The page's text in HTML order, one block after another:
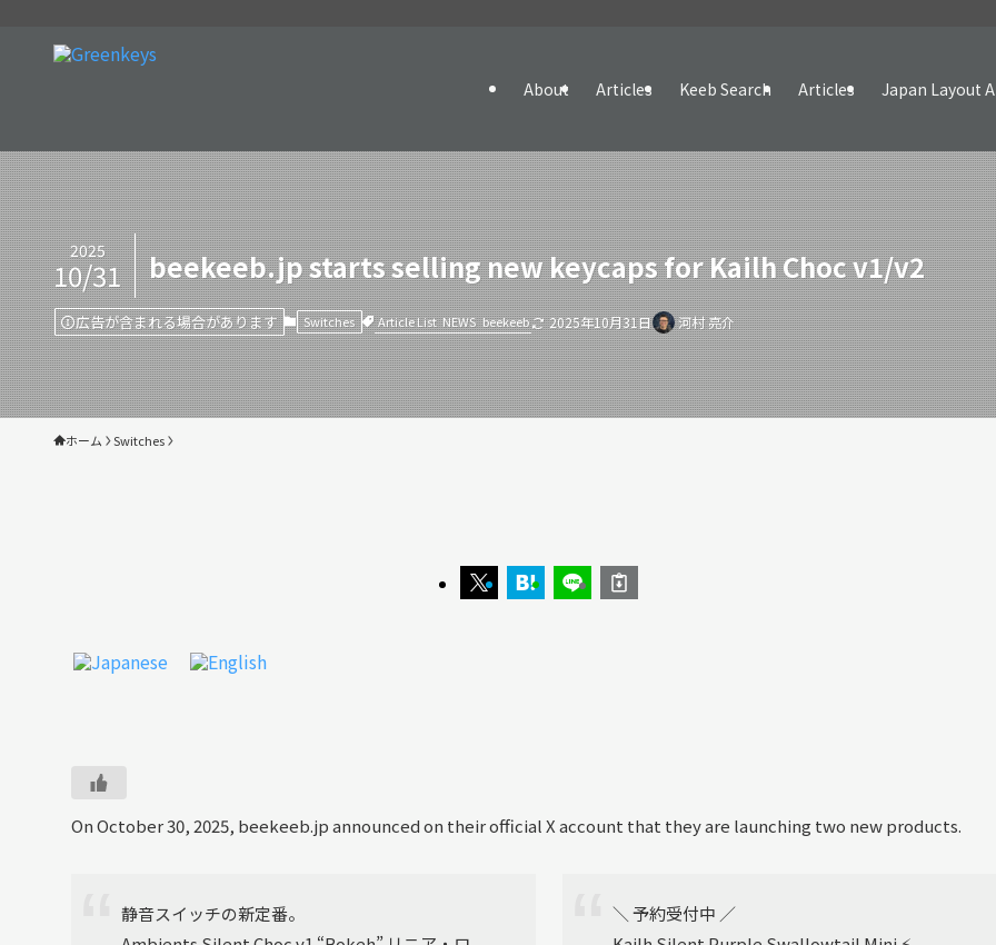
About Articles Keeb Search Articles Japan Layout
beekeeb.jp starts selling new keycaps for Kailh Choc v1/v2
2025
10/31
広告が含まれる場合があります Switches Article List NEWS beekeeb 2025年10月31日 河村 亮介
ホーム Switches
On October 30, 2025, beekeeb.jp announced on their official X account that they are launching two new products.
静音スイッチの新定番。
＼ 予約受付中 ／